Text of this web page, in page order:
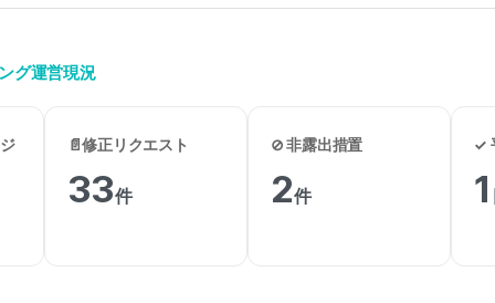
グ運営現況
📄修正リクエスト
33件
⊘ 非露出措置
2件
✓
1